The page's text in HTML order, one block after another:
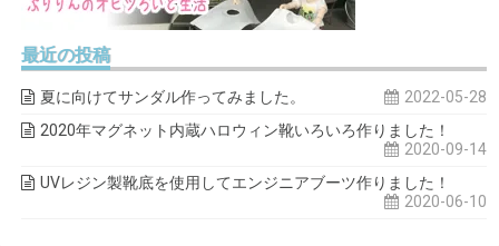
最近の投稿
夏に向けてサンダル作ってみました。
2022-05-28
2020年マグネット内蔵ハロウィン靴いろいろ作りました！
2020-09-14
UVレジン製靴底を使用してエンジニアブーツ作りました！
2020-06-10